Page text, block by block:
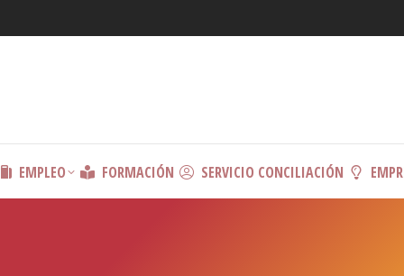
EMPLEO FORMACIÓN SERVICIO CONCILIACIÓN